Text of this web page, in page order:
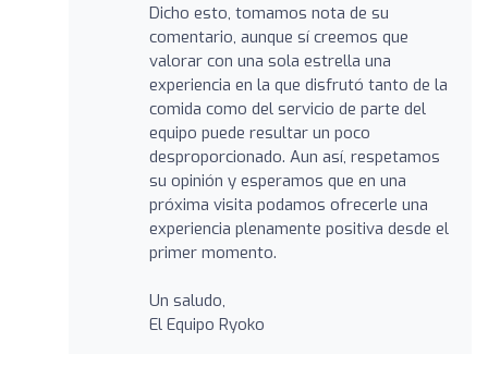
Dicho esto, tomamos nota de su
comentario, aunque sí creemos que
valorar con una sola estrella una
experiencia en la que disfrutó tanto de la
comida como del servicio de parte del
equipo puede resultar un poco
desproporcionado. Aun así, respetamos
su opinión y esperamos que en una
próxima visita podamos ofrecerle una
experiencia plenamente positiva desde el
primer momento.
Un saludo,
El Equipo Ryoko